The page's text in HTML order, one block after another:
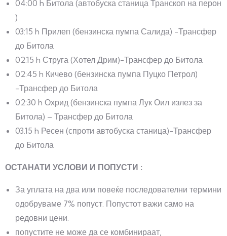
04:00 h Битола (автобуска станица Транскоп на перон
)
03:15 h Прилеп (бензинска пумпа Салида) -Трансфер
до Битола
02.15 h Струга (Хотел Дрим)-Трансфер до Битола
02:45 h Кичево (бензинска пумпа Пуцко Петрол)
-Трансфер до Битола
02:30 h Охрид (бензинска пумпа Лук Оил излез за
Битола) – Трансфер до Битола
03.15 h Ресен (спроти автобуска станица)-Трансфер
до Битола
ОСТАНАТИ УСЛОВИ И ПОПУСТИ :
За уплата на два или повеќе последователни термини
одобруваме 7% попуст. Попустот важи само на
редовни цени.
попустите не може да се комбинираат,